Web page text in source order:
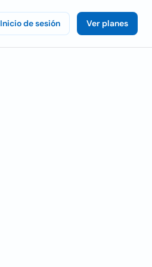
Inicio de sesión Ver planes